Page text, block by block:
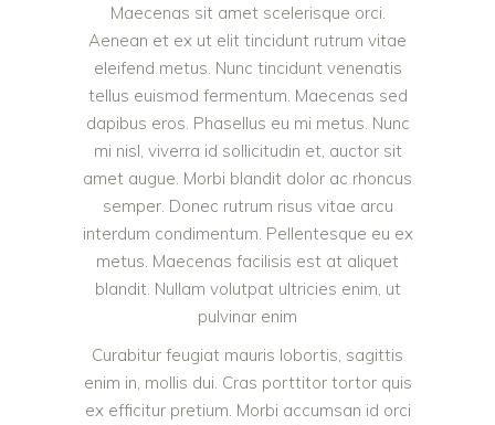
Maecenas sit amet scelerisque orci.
Aenean et ex ut elit tincidunt rutrum vitae
eleifend metus. Nunc tincidunt venenatis
tellus euismod fermentum. Maecenas sed
dapibus eros. Phasellus eu mi metus. Nunc
mi nisl, viverra id sollicitudin et, auctor sit
amet augue. Morbi blandit dolor ac rhoncus
semper. Donec rutrum risus vitae arcu
interdum condimentum. Pellentesque eu ex
metus. Maecenas facilisis est at aliquet
blandit. Nullam volutpat ultricies enim, ut
pulvinar enim
Curabitur feugiat mauris lobortis, sagittis
enim in, mollis dui. Cras porttitor tortor quis
ex efficitur pretium. Morbi accumsan id orci